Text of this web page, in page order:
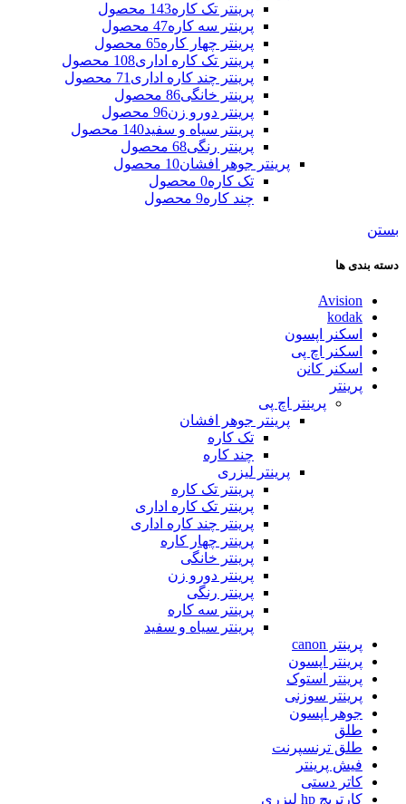
پرینتر تک کاره143 محصول
پرینتر سه کاره47 محصول
پرینتر چهار کاره65 محصول
پرینتر تک کاره اداری108 محصول
پرینتر چند کاره اداری 71 محصول
پرینتر خانگی86 محصول
پرینتر دورو زن96 محصول
پرینتر سیاه و سفید140 محصول
پرینتر رنگی68 محصول
پرینتر جوهر افشان10 محصول
تک کاره0 محصول
چند کاره9 محصول
بستن
دسته بندی ها
Avision
kodak
اسکنر اپسون
اسکنر اچ پی
اسکنر کانن
پرینتر
پرینتر اچ پی
پرینتر جوهر افشان
تک کاره
چند کاره
پرینتر لیزری
پرینتر تک کاره
پرینتر تک کاره اداری
پرینتر چند کاره اداری
پرینتر چهار کاره
پرینتر خانگی
پرینتر دورو زن
پرینتر رنگی
پرینتر سه کاره
پرینتر سیاه و سفید
پرینتر canon
پرینتر اپسون
پرینتر استوک
پرینتر سوزنی
جوهر اپسون
طلق
طلق ترنسپرنت
فیش پرینتر
کاتر دستی
کارتریج hp لیزری